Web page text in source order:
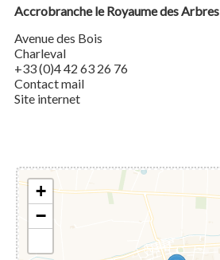
Accrobranche le Royaume des Arbres
Avenue des Bois
Charleval
+33 (0)4 42 63 26 76
Contact mail
Site internet
+
−